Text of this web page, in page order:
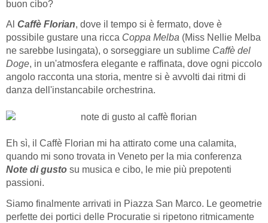
buon cibo?
Al Caffè Florian, dove il tempo si è fermato, dove è
possibile gustare una ricca Coppa Melba (Miss Nellie Melba
ne sarebbe lusingata), o sorseggiare un sublime Caffè del
Doge, in un'atmosfera elegante e raffinata, dove ogni piccolo
angolo racconta una storia, mentre si è avvolti dai ritmi di
danza dell'instancabile orchestrina.
Eh sì, il Caffè Florian mi ha attirato come una calamita,
quando mi sono trovata in Veneto per la mia conferenza
Note di gusto su musica e cibo, le mie più prepotenti
passioni.
Siamo finalmente arrivati in Piazza San Marco. Le geometrie
perfette dei portici delle Procuratie si ripetono ritmicamente